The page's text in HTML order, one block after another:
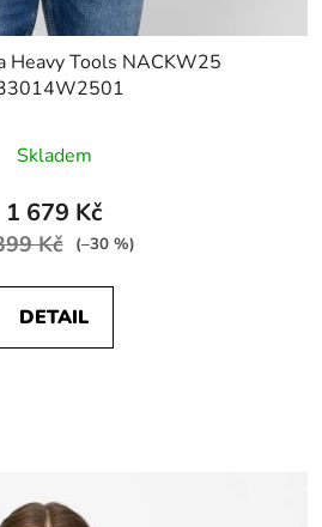
Heavy Tools NACKW25
Skladem
1 679 Kč
Kč (–30 %)
DETAIL